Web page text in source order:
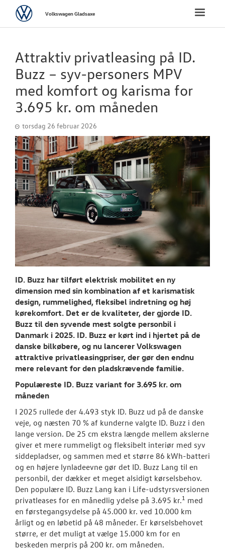
NYE
NYE VAREBILER
VÆRKSTED
SKADECENTER
TILBEHØR
RESERVEDELE
NYHEDER
Tilmeld dig
Danmarks
Aktuelt
OM OS
JOB OG
Toggle
VolkswagenVolkswagen Gladsaxe
Attraktiv privatleasing på ID.
Buzz – syv-personers MPV
med komfort og karisma for
3.695 kr. om måneden
torsdag 26 februar 2026
ID. Buzz har tilført elektrisk mobilitet en ny
dimension med sin kombination af et karismatisk
design, rummelighed, fleksibel indretning og høj
kørekomfort. Det er de kvaliteter, der gjorde ID.
Buzz til den syvende mest solgte personbil i
Danmark i 2025. ID. Buzz er kørt ind i hjertet på de
danske bilkøbere, og nu lancerer Volkswagen
attraktive privatleasingpriser, der gør den endnu
mere relevant for den pladskrævende familie.
Populæreste ID. Buzz variant for 3.695 kr. om
måneden
I 2025 rullede der 4.493 styk ID. Buzz ud på de danske
veje, og næsten 70 % af kunderne valgte ID. Buzz i den
lange version. De 25 cm ekstra længde mellem akslerne
giver et mere rummeligt og fleksibelt interiør med syv
siddepladser, og sammen med et større 86 kWh-batteri
og en højere lynladeevne gør det ID. Buzz Lang til en
personbil, der dækker et meget alsidigt kørselsbehov.
Den populære ID. Buzz Lang kan i Life-udstyrsversionen
privatleases for en månedlig ydelse på 3.695 kr.1 med
en førstegangsydelse på 45.000 kr. ved 10.000 km
årligt og en løbetid på 48 måneder. Er kørselsbehovet
større, er det muligt at vælge 15.000 km for en
beskeden merpris på 200 kr. om måneden.